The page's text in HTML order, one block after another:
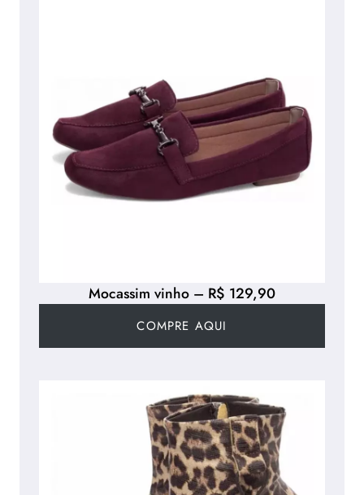
Mocassim vinho – R$ 129,90
COMPRE AQUI